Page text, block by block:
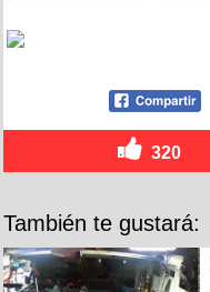
320
También te gustará: